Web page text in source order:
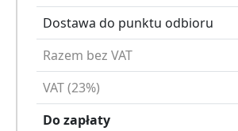
Dostawa do punktu odbioru
Razem bez VAT
VAT (23%)
Do zapłaty